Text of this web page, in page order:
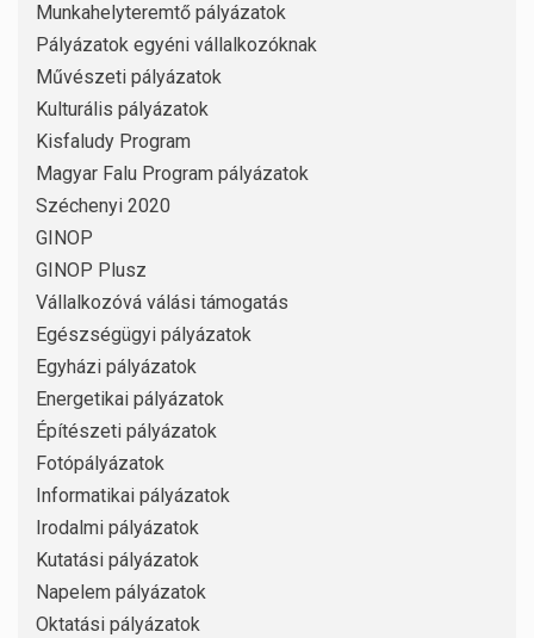
Munkahelyteremtő pályázatok
Pályázatok egyéni vállalkozóknak
Művészeti pályázatok
Kulturális pályázatok
Kisfaludy Program
Magyar Falu Program pályázatok
Széchenyi 2020
GINOP
GINOP Plusz
Vállalkozóvá válási támogatás
Egészségügyi pályázatok
Egyházi pályázatok
Energetikai pályázatok
Építészeti pályázatok
Fotópályázatok
Informatikai pályázatok
Irodalmi pályázatok
Kutatási pályázatok
Napelem pályázatok
Oktatási pályázatok